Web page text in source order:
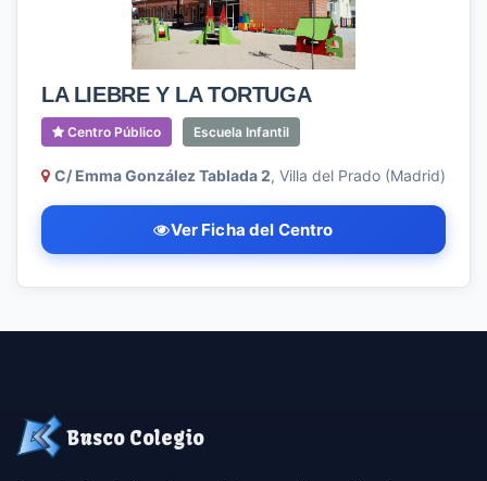
LA LIEBRE Y LA TORTUGA
Centro Público Escuela Infantil
C/ Emma González Tablada 2, Villa del Prado (Madrid)
Ver Ficha del Centro
Busco Colegio